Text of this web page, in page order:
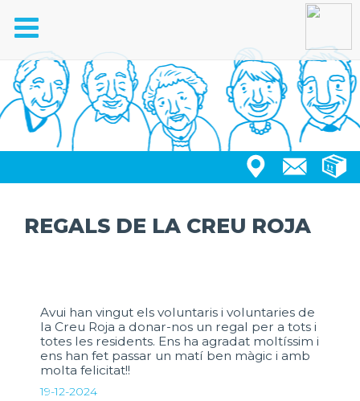
Toggle
navigation
REGALS DE LA CREU ROJA
Avui han vingut els voluntaris i voluntaries de
la Creu Roja a donar-nos un regal per a tots i
totes les residents. Ens ha agradat moltíssim i
ens han fet passar un matí ben màgic i amb
molta felicitat!!
19-12-2024